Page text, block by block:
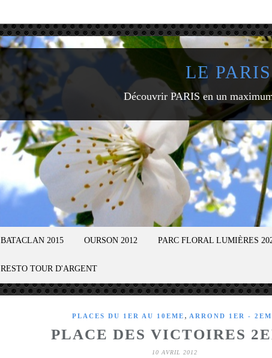
LE
Découvrir PARIS en un
BATACLAN 2015 OURSON 2012 PARC FLORAL LUMIÈRES
RESTO TOUR D'ARGENT
PLACES DU 1ER AU 10EME , ARROND 1ER -
PLACE DES VICTOIRES
10 AVRIL 2012